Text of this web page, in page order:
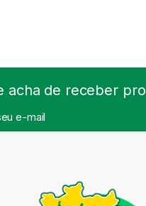
acha de receber
e-mail